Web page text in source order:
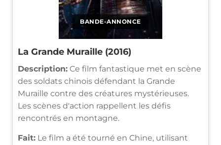
BANDE-ANNONCE
La Grande Muraille (2016)
Description: Ce film fantastique met en scène
des soldats chinois défendant la Grande
Muraille contre des créatures mystérieuses.
Les scènes d'action rappellent les défis
rencontrés en montagne.
Fait: Le film a été tourné en Chine, utilisant